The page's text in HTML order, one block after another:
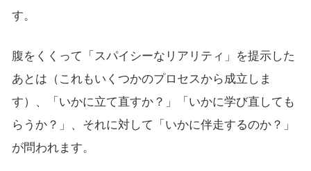
す。
腹をくくって「スパイシーなリアリティ」を提示した
あとは（これもいくつかのプロセスから成立しま
す）、「いかに立て直すか？」「いかに学び直しても
らうか？」、それに対して「いかに伴走するのか？」
が問われます。